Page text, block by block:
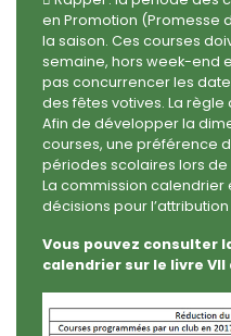
en Promotion (Promesse
la saison. Ces courses
semaine, hors week-end
pas concurrencer les
des fêtes votives. La règle
Afin de développer la
courses, une préférence
périodes scolaires lors
La commission calendrier
décisions pour
Vous pouvez consulter
calendrier sur le livre VII